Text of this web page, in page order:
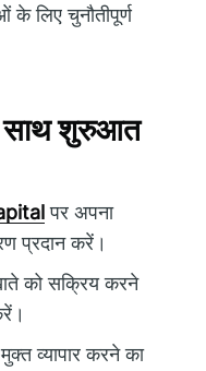
के लिए चुनौतीपूर्ण
शुरुआत
पर अपना
प्रदान करें।
को सक्रिय करने
व्यापार करने का